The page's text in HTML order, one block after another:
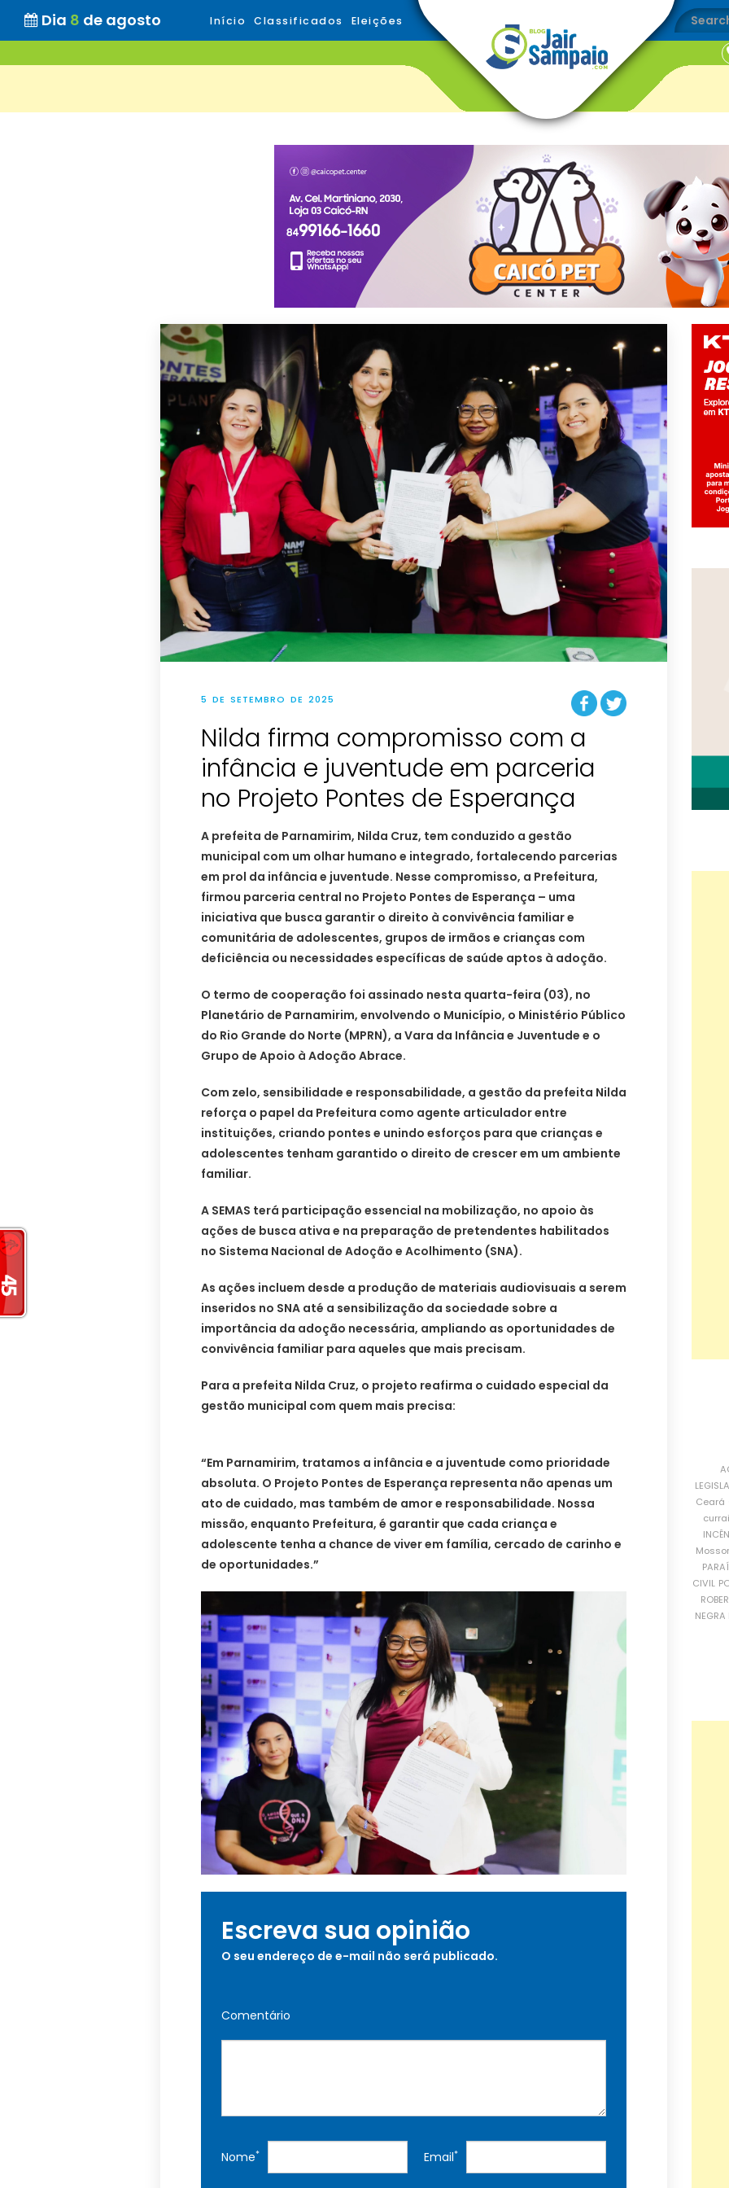
Dia 8 de agosto Início Classificados Eleições
5 DE SETEMBRO DE 2025
Nilda firma compromisso com a
infância e juventude em parceria
no Projeto Pontes de Esperança
A prefeita de Parnamirim, Nilda Cruz, tem conduzido a gestão
municipal com um olhar humano e integrado, fortalecendo parcerias
em prol da infância e juventude. Nesse compromisso, a Prefeitura,
firmou parceria central no Projeto Pontes de Esperança – uma
iniciativa que busca garantir o direito à convivência familiar e
comunitária de adolescentes, grupos de irmãos e crianças com
deficiência ou necessidades específicas de saúde aptos à adoção.
O termo de cooperação foi assinado nesta quarta-feira (03), no
Planetário de Parnamirim, envolvendo o Município, o Ministério Público
do Rio Grande do Norte (MPRN), a Vara da Infância e Juventude e o
Grupo de Apoio à Adoção Abrace.
Com zelo, sensibilidade e responsabilidade, a gestão da prefeita Nilda
reforça o papel da Prefeitura como agente articulador entre
instituições, criando pontes e unindo esforços para que crianças e
adolescentes tenham garantido o direito de crescer em um ambiente
familiar.
A SEMAS terá participação essencial na mobilização, no apoio às
ações de busca ativa e na preparação de pretendentes habilitados
no Sistema Nacional de Adoção e Acolhimento (SNA).
As ações incluem desde a produção de materiais audiovisuais a serem
inseridos no SNA até a sensibilização da sociedade sobre a
importância da adoção necessária, ampliando as oportunidades de
convivência familiar para aqueles que mais precisam.
Para a prefeita Nilda Cruz, o projeto reafirma o cuidado especial da
gestão municipal com quem mais precisa:
“Em Parnamirim, tratamos a infância e a juventude como prioridade
absoluta. O Projeto Pontes de Esperança representa não apenas um
ato de cuidado, mas também de amor e responsabilidade. Nossa
missão, enquanto Prefeitura, é garantir que cada criança e
adolescente tenha a chance de viver em família, cercado de carinho e
de oportunidades.”
Escreva sua opinião
O seu endereço de e-mail não será publicado.
Comentário
Nome* Email*
Ceará
CIVIL
NEGRA